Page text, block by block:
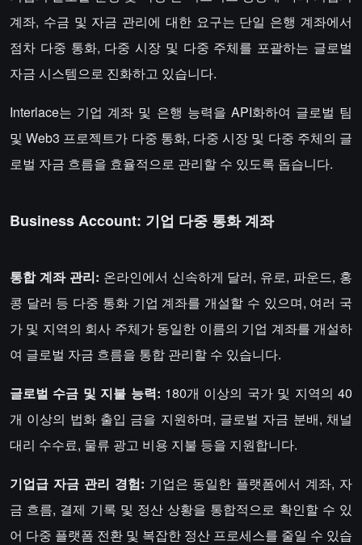
계좌, 수금 및 자금 관리에 대한 요구는 단일 은행 계좌에서
점차 다중 통화, 다중 시장 및 다중 주체를 포괄하는 글로벌
자금 시스템으로 진화하고 있습니다.
Interlace는 기업 계좌 및 은행 능력을 API화하여 글로벌 팀
및 Web3 프로젝트가 다중 통화, 다중 시장 및 다중 주체의 글
로벌 자금 흐름을 효율적으로 관리할 수 있도록 돕습니다.
Business Account: 기업 다중 통화 계좌
통합 계좌 관리: 온라인에서 신속하게 달러, 유로, 파운드, 홍
콩 달러 등 다중 통화 기업 계좌를 개설할 수 있으며, 여러 국
가 및 지역의 회사 주체가 동일한 이름의 기업 계좌를 개설하
여 글로벌 자금 흐름을 통합 관리할 수 있습니다.
글로벌 수금 및 지불 능력: 180개 이상의 국가 및 지역의 40
개 이상의 법화 출입 금을 지원하며, 글로벌 자금 분배, 채널
대리 수수료, 물류 광고 비용 지불 등을 지원합니다.
기업급 자금 관리 경험: 기업은 동일한 플랫폼에서 계좌, 자
금 흐름, 결제 기록 및 정산 상황을 통합적으로 확인할 수 있
어 다중 플랫폼 전환 및 복잡한 정산 프로세스를 줄일 수 있습